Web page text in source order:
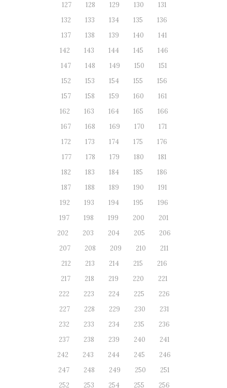
127
128 129 130
131
132
133 134 135
136
137
138 139 140
141
142
143 144 145
146
147
148 149 150
151
152
153 154 155
156
157
158 159 160
161
162
163 164 165
166
167
168 169 170
171
172
173 174 175
176
177
178 179 180
181
182
183 184 185
186
187
188 189 190
191
192
193 194 195
196
197
198 199 200
201
202
203 204 205
206
207
208 209 210
211
212
213 214 215
216
217
218 219 220
221
222
223 224 225
226
227
228 229 230
231
232
233 234 235
236
237
238 239 240
241
242
243 244 245
246
247
248 249 250
251
252
253 254 255
256